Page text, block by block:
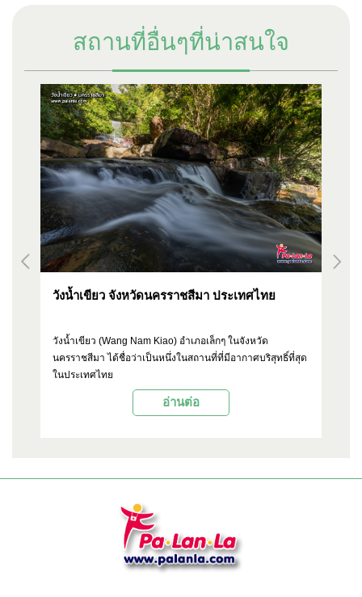
สถานที่อื่นๆที่น่าสนใจ
วังน้ำเขียว จังหวัดนครราชสีมา ประเทศไทย
วังน้ำเขียว (Wang Nam Kiao) อำเภอเล็กๆ ในจังหวัด
นครราชสีมา ได้ชื่อว่าเป็นหนึ่งในสถานที่ที่มีอากาศบริสุทธิ์ที่สุด
ในประเทศไทย
อ่านต่อ